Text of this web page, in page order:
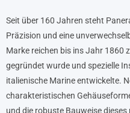
Seit über 160 Jahren steht
Präzision und eine
Marke reichen bis ins Jahr 1860
gegründet wurde und spezielle
italienische Marine entwickelte.
charakteristischen
und die robuste Bauweise